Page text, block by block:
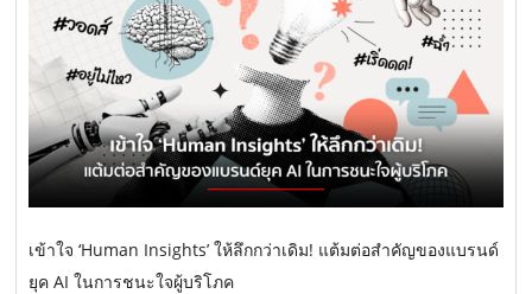
เข้าใจ ‘Human Insights’ ให้ลึกกว่าเดิม! แต้มต่อสำคัญของแบรนด์
ยุค AI ในการชนะใจผู้บริโภค